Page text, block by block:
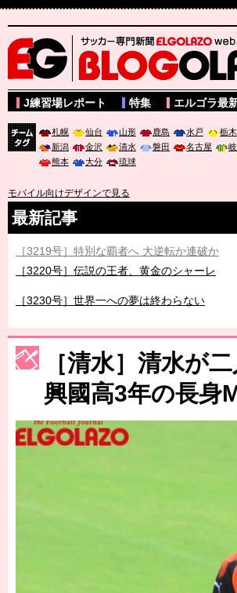
サッカー専門新聞ELGOLAZO web版 BLOGOLA
J練習場レポート 特集 エルゴラ最
札幌 仙台 山形 鹿島 水戸 栃木
新潟
金沢 清水 磐田 名古屋
熊本
大分 琉球
モバイル向けデザインで見る
最新記事
［3219号］特別な覇者へ 大逆転か連破か
［3220号］伝説の王者、黄金のシャーレ
［3230号］世界一への夢は終わらない
［3223号］一丸。日本出陣
［3222号］史上最大のW杯開幕 注目は「個
長谷川 アーリアジャスールさんがシンポ
［清水］清水が
興國高3年の長身